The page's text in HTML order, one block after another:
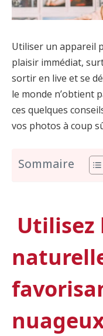
Utiliser un appareil
plaisir immédiat,
sortir en live et se
le monde n’obtient
ces quelques
vos photos à coup
Sommaire
Utilisez